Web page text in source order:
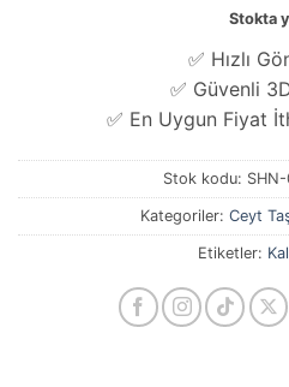
Stokta
✅ Hızlı
✅ Güvenli
✅ En Uygun Fiyat
Stok kodu:
Kategoriler: Ceyt
Etiketler: